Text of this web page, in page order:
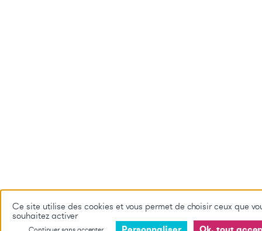
Ce site utilise des cookies et vous permet de choisir ceux que
souhaitez activer